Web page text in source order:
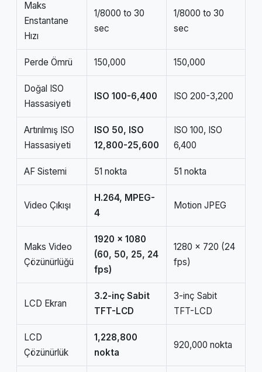
Maks
Enstantane
Hızı
1/8000 to 30
sec
1/8000 to 30
sec
Perde Ömrü 150,000 150,000
Doğal ISO
Hassasiyeti
ISO 100-6,400 ISO 200-3,200
Artırılmış ISO
Hassasiyeti
ISO 50, ISO
12,800-25,600
ISO 100, ISO
6,400
AF Sistemi 51 nokta 51 nokta
Video Çıkışı
H.264, MPEG-
4
Motion JPEG
Maks Video
Çözünürlüğü
1920 x 1080
(60, 50, 25, 24
fps)
1280 x 720 (24
fps)
LCD Ekran
3.2-inç Sabit
TFT-LCD
3-inç Sabit
TFT-LCD
LCD
Çözünürlük
1,228,800
nokta
920,000 nokta